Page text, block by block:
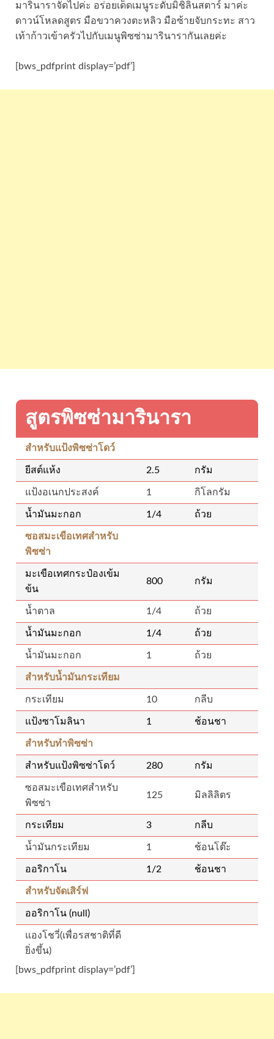
มารินาราจัดไปค่ะ อร่อยเด็ดเมนูระดับมิชิลินสตาร์ มาค่ะ
ดาวน์โหลดสูตร มือขวาควงตะหลิว มือซ้ายจับกระทะ สาว
เท้าก้าวเข้าครัวไปกับเมนูพิซซ่ามารินารากันเลยค่ะ
[bws_pdfprint display=’pdf’]
สูตรพิซซ่ามารินารา
สำหรับแป้งพิซซ่าโดว์
ยีสต์แห้ง 2.5 กรัม
แป้งอเนกประสงค์ 1 กิโลกรัม
น้ำมันมะกอก 1/4 ถ้วย
ซอสมะเขือเทศสำหรับ
พิซซ่า
มะเขือเทศกระป๋องเข้ม
ข้น
800 กรัม
น้ำตาล 1/4 ถ้วย
น้ำมันมะกอก 1/4 ถ้วย
น้ำมันมะกอก 1 ถ้วย
สำหรับน้ำมันกระเทียม
กระเทียม 10 กลีบ
แป้งซาโมลินา 1 ช้อนชา
สำหรับทำพิซซ่า
สำหรับแป้งพิซซ่าโดว์ 280 กรัม
ซอสมะเขือเทศสำหรับ
พิซซ่า
125 มิลลิลิตร
กระเทียม 3 กลีบ
น้ำมันกระเทียม 1 ช้อนโต๊ะ
ออริกาโน 1/2 ช้อนชา
สำหรับจัดเสิร์ฟ
ออริกาโน (null)
แองโชวี่(เพื่อรสชาติที่ดี
ยิ่งขึ้น)
[bws_pdfprint display=’pdf’]